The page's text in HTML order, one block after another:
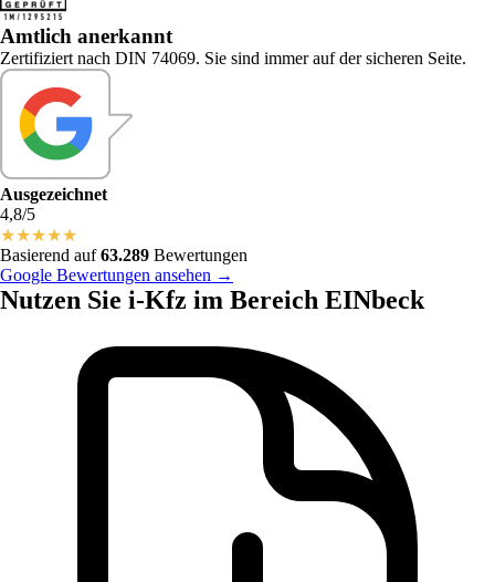
Amtlich anerkannt
Zertifiziert nach DIN 74069. Sie sind immer auf der sicheren Seite.
Ausgezeichnet
4,8/5
★★★★★
Basierend auf63.289 Bewertungen
Google Bewertungen ansehen →
Nutzen Sie i-Kfz im Bereich EINbeck